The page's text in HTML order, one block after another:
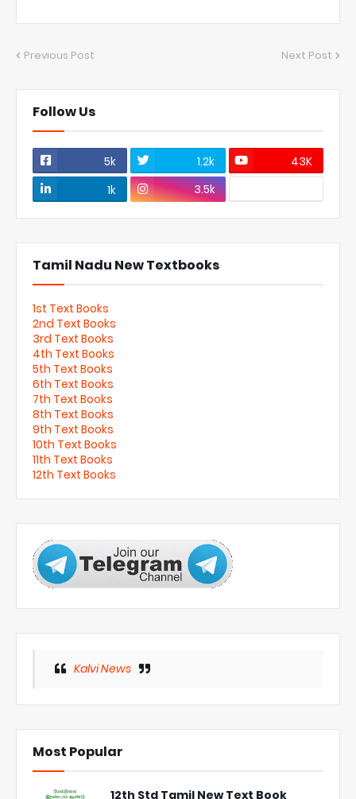
Previous Post Next Post
Follow Us
5k 1.2k
43K
1k
3.5k
Tamil Nadu New Textbooks
1st Text Books
2nd Text Books
3rd Text Books
4th Text Books
5th Text Books
6th Text Books
7th Text Books
8th Text Books
9th Text Books
10th Text Books
11th Text Books
12th Text Books
Kalvi News
Most Popular
12th Std Tamil New Text Book